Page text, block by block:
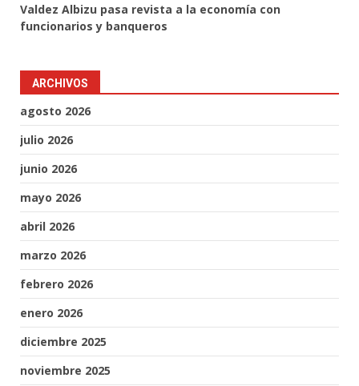
Valdez Albizu pasa revista a la economía con
funcionarios y banqueros
ARCHIVOS
agosto 2026
julio 2026
junio 2026
mayo 2026
abril 2026
marzo 2026
febrero 2026
enero 2026
diciembre 2025
noviembre 2025